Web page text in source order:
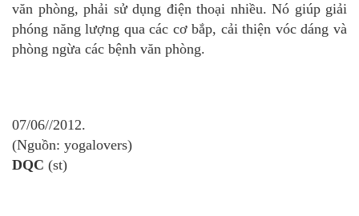
văn phòng, phải sử dụng điện thoại nhiều. Nó giúp giải
phóng năng lượng qua các cơ bắp, cải thiện vóc dáng và
phòng ngừa các bệnh văn phòng.
07/06//2012.
(Nguồn: yogalovers)
DQC (st)